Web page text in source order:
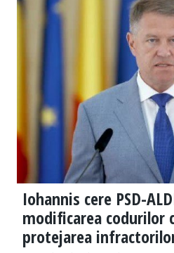
Iohannis cere PSD-
modificarea codurilor
protejarea